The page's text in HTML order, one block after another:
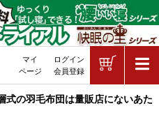
の羽毛布団は量販店にないあた
・羽毛布団・マ
マイ
ページ
ログイン
会員登録